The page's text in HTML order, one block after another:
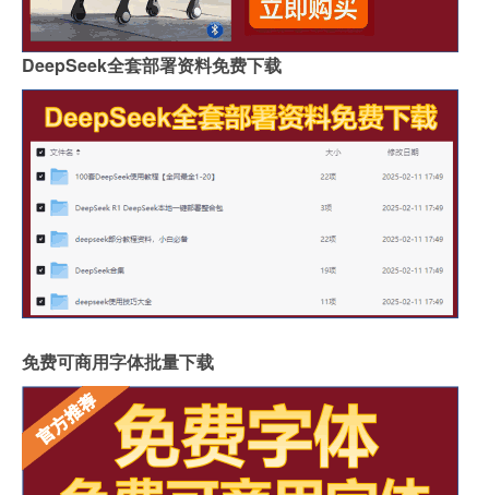
DeepSeek全套部署资料免费下载
免费可商用字体批量下载